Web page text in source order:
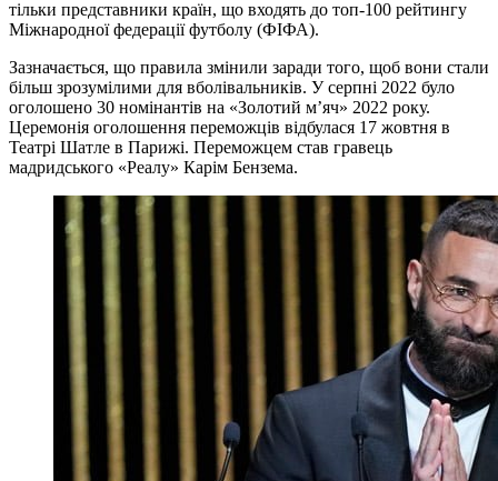
тільки представники країн, що входять до топ-100 рейтингу
Міжнародної федерації футболу (ФІФА).
Зазначається, що правила змінили заради того, щоб вони стали
більш зрозумілими для вболівальників. У серпні 2022 було
оголошено 30 номінантів на «Золотий м’яч» 2022 року.
Церемонія оголошення переможців відбулася 17 жовтня в
Театрі Шатле в Парижі. Переможцем став гравець
мадридського «Реалу» Карім Бензема.